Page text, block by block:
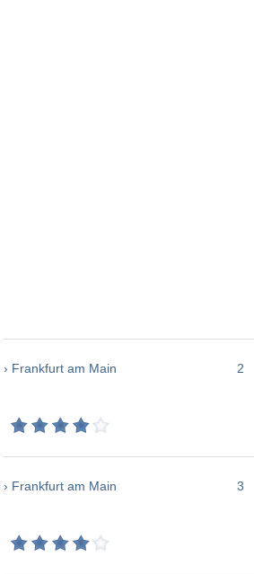
› Frankfurt am Main 2
› Frankfurt am Main 3